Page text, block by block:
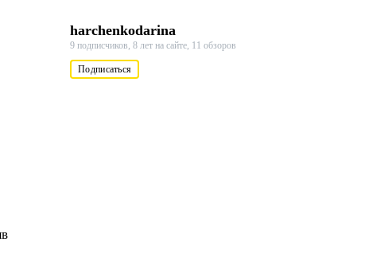
harchenkodarina
9 подписчиков, 8 лет на сайте, 11 обзоров
Подписаться